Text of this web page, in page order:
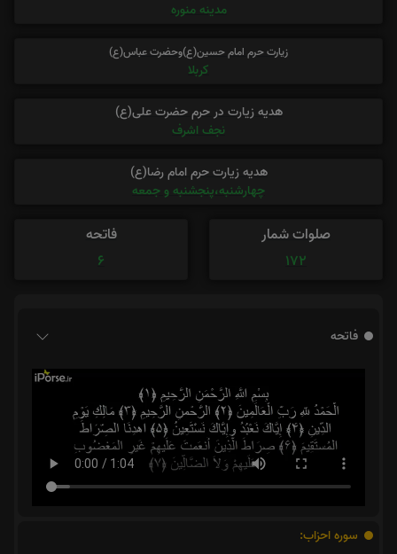
مدینه منوره
زیارت حرم امام حسین(ع)وحضرت عباس(ع)
کربلا
هدیه زیارت در حرم حضرت علی(ع)
نجف اشرف
هدیه زیارت حرم امام رضا(ع)
چهارشنبه،پنجشنبه و جمعه
صلوات شمار
172
فاتحه
6
فاتحه
سوره احزاب: